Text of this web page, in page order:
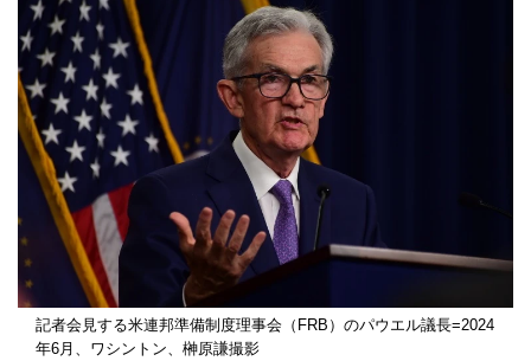
記者会見する米連邦準備制度理事会（FRB）のパウエル議長=2024
年6月、ワシントン、榊原謙撮影